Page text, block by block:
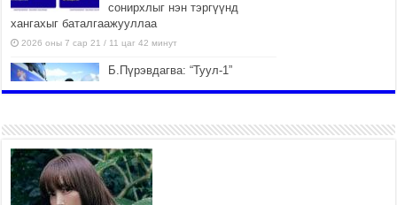
сонирхлыг нэн тэргүүнд
хангахыг баталгаажууллаа
2026 оны 7 сар 21 / 11 цаг 42 минут
Б.Пүрэвдагва: “Туул-1”
2026 оны 7 сар 21 / 10 цаг 15 минут
НИЙСЛЭЛ, АЙМГИЙН
УДИРДЛАГУУДЫН АЖЛЫГ
ХҮНД СУРТЛЫГ БУУРУУЛЖ,